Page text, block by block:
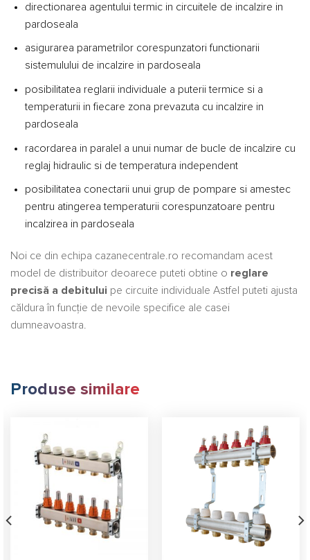
directionarea agentului termic in circuitele de incalzire in
pardoseala
asigurarea parametrilor corespunzatori functionarii
sistemulului de incalzire in pardoseala
posibilitatea reglarii individuale a puterii termice si a
temperaturii in fiecare zona prevazuta cu incalzire in
pardoseala
racordarea in paralel a unui numar de bucle de incalzire cu
reglaj hidraulic si de temperatura independent
posibilitatea conectarii unui grup de pompare si amestec
pentru atingerea temperaturii corespunzatoare pentru
incalzirea in pardoseala
Noi ce din echipa cazanecentrale.ro recomandam acest
model de distribuitor deoarece puteti obtine o reglare
precisă a debitului pe circuite individuale Astfel puteti ajusta
căldura în funcție de nevoile specifice ale casei
dumneavoastra.
Produse similare